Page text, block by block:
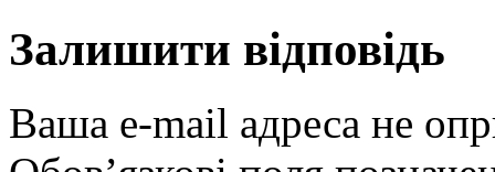
Залишити відповідь
Ваша e-mail адреса не